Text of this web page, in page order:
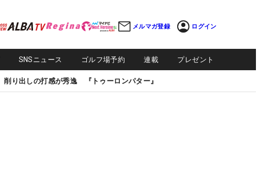
メルマガ登録 ログイン
SNSニュース ゴルフ場予約 連載 プレゼント
削り出しの打感が秀逸 『トゥーロンパター』